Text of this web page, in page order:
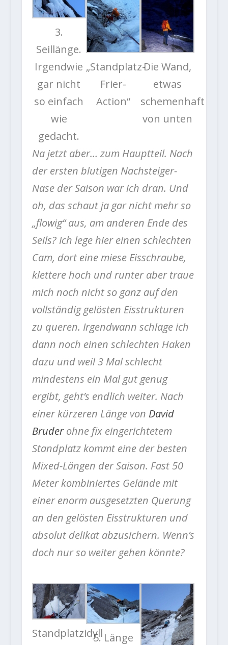
3.
Seillänge.
Irgendwie
gar nicht
so einfach
wie
gedacht.
„Standplatz-
Frier-
Action“
Die Wand,
etwas
schemenhaft
von unten
Na jetzt aber… zum Hauptteil. Nach
der ersten blutigen Nachsteiger-
Nase der Saison war ich dran. Und
oh, das schaut ja gar nicht mehr so
„flowig“ aus, am anderen Ende des
Seils? Ich lege hier einen schlechten
Cam, dort eine miese Eisschraube,
klettere hoch und runter aber traue
mich noch nicht so ganz auf den
vollständig gelösten Eisstrukturen
zu queren. Irgendwann schlage ich
dann noch einen schlechten Haken
dazu und weil 3 Mal schlecht
mindestens ein Mal gut genug
ergibt, geht’s endlich weiter. Nach
einer kürzeren Länge von David
Bruderohne fix eingerichtetem
Standplatz kommt eine der besten
Mixed-Längen der Saison. Fast 50
Meter kombiniertes Gelände mit
einer enorm ausgesetzten Querung
an den gelösten Eisstrukturen und
absolut delikat abzusichern. Wenn’s
doch nur so weiter gehen könnte?
Standplatzidyll5. Länge